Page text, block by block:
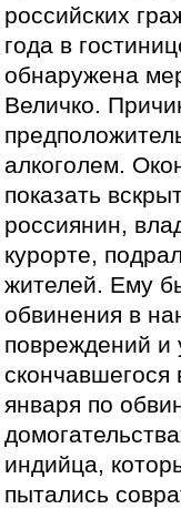
российских
года в
обнаружена
Величко.
алкоголем.
показать
россиянин,
курорте,
жителей. Ему
обвинения в
повреждений и
скончавшегося
января по
индийца,
пытались